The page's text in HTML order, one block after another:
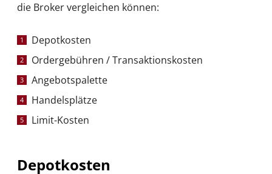
die Broker vergleichen können:
Depotkosten
Ordergebühren / Transaktionskosten
Angebotspalette
Handelsplätze
Limit-Kosten
Depotkosten